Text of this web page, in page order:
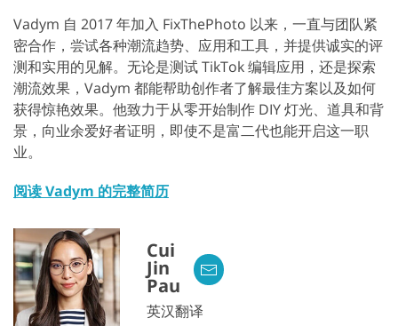
Vadym 自 2017 年加入 FixThePhoto 以来，一直与团队紧
密合作，尝试各种潮流趋势、应用和工具，并提供诚实的评
测和实用的见解。无论是测试 TikTok 编辑应用，还是探索
潮流效果，Vadym 都能帮助创作者了解最佳方案以及如何
获得惊艳效果。他致力于从零开始制作 DIY 灯光、道具和背
景，向业余爱好者证明，即使不是富二代也能开启这一职
业。
阅读 Vadym 的完整简历
Cui
Jin
Pau
英汉翻译